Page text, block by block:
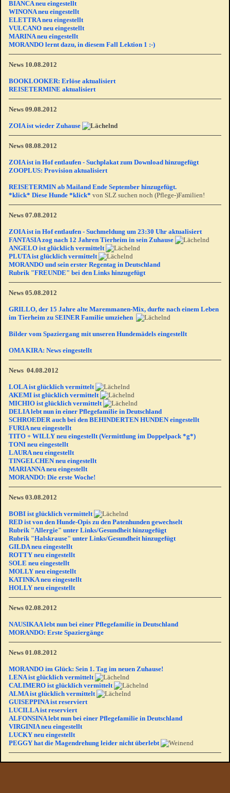
BIANCA neu eingestellt
WINONA neu eingestellt
ELETTRA neu eingestellt
VULCANO neu eingestellt
MARINA neu eingestellt
MORANDO lernt dazu, in diesem Fall Lektion 1 :-)
News 10.08.2012
BOOKLOOKER: Erlöse aktualisiert
REISETERMINE aktualisiert
News 09.08.2012
ZOIA ist wieder Zuhause
News 08.08.2012
ZOIA ist in Hof entlaufen - Suchplakat zum Download hinzugefügt
ZOOPLUS: Provision aktualisiert
REISETERMIN ab Mailand Ende September hinzugefügt.
*klick* Diese Hunde *klick* von SLZ suchen noch (Pflege-)Familien!
News 07.08.2012
ZOIA ist in Hof entlaufen - Suchmeldung um 23:30 Uhr aktualisiert
FANTASIA zog nach 12 Jahren Tierheim in sein Zuhause
ANGELO ist glücklich vermittelt
PLUTA ist glücklich vermittelt
MORANDO und sein erster Regentag in Deutschland
Rubrik "FREUNDE" bei den Links hinzugefügt
News 05.08.2012
GRILLO, der 15 Jahre alte Maremmanen-Mix, durfte nach einem Leben
im Tierheim zu SEINER Familie umziehen
Bilder vom Spaziergang mit unseren Hundemädels eingestellt
OMA KIRA: News eingestellt
News 04.08.2012
LOLA ist glücklich vermittelt
AKEMI ist glücklich vermittelt
MICHIO ist glücklich vermittelt
DELIA lebt nun in einer Pflegefamilie in Deutschland
SCHROEDER auch bei den BEHINDERTEN HUNDEN eingestellt
FURIA neu eingestellt
TITO + WILLY neu eingestellt (Vermittlung im Doppelpack *g*)
TONI neu eingestellt
LAURA neu eingestellt
TINGELCHEN neu eingestellt
MARIANNA neu eingestellt
MORANDO: Die erste Woche!
News 03.08.2012
BOBI ist glücklich vermittelt
RED ist von den Hunde-Opis zu den Patenhunden gewechselt
Rubrik "Allergie" unter Links/Gesundheit hinzugefügt
Rubrik "Halskrause" unter Links/Gesundheit hinzugefügt
GILDA neu eingestellt
ROTTY neu eingestellt
SOLE neu eingestellt
MOLLY neu eingestellt
KATINKA neu eingestellt
HOLLY neu eingestellt
News 02.08.2012
NAUSIKAA lebt nun bei einer Pflegefamilie in Deutschland
MORANDO: Erste Spaziergänge
News 01.08.2012
MORANDO im Glück: Sein 1. Tag im neuen Zuhause!
LENA ist glücklich vermittelt
CALIMERO ist glücklich vermittelt
ALMA ist glücklich vermittelt
GUISEPPINA ist reserviert
LUCILLA ist reserviert
ALFONSINA lebt nun bei einer Pflegefamilie in Deutschland
VIRGINIA neu eingestellt
LUCKY neu eingestellt
PEGGY hat die Magendrehung leider nicht überlebt